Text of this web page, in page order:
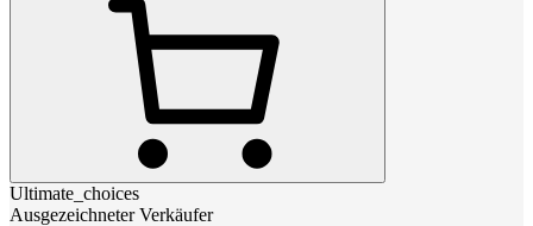
Ultimate_choices
Ausgezeichneter Verkäufer